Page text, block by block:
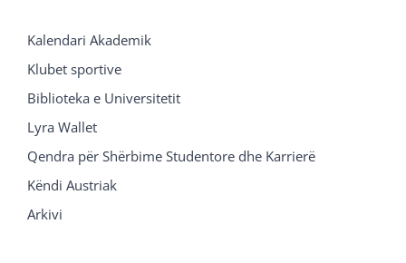
Kalendari Akademik
Klubet sportive
Biblioteka e Universitetit
Lyra Wallet
Qendra për Shërbime Studentore dhe Karrierë
Këndi Austriak
Arkivi